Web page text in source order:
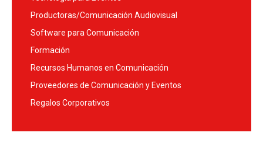
Productoras/Comunicación Audiovisual
Software para Comunicación
Formación
Recursos Humanos en Comunicación
Proveedores de Comunicación y Eventos
Regalos Corporativos